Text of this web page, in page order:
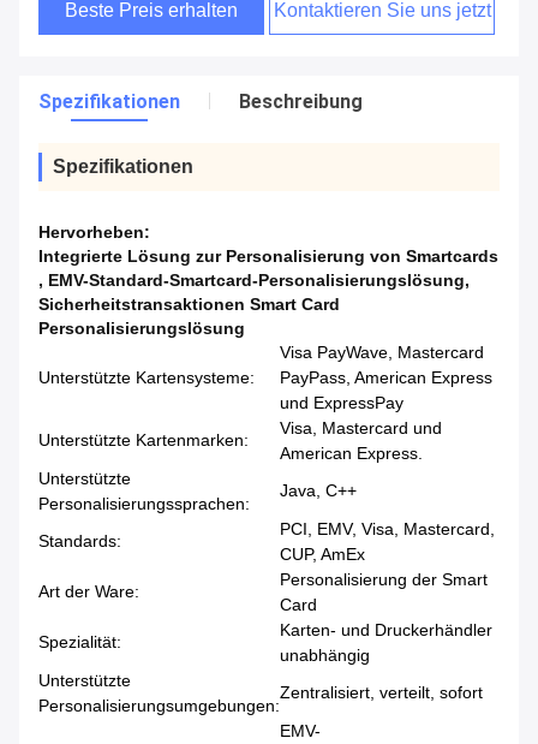
Beste Preis erhalten Kontaktieren Sie uns jetzt
Spezifikationen Beschreibung
Spezifikationen
Hervorheben:
Integrierte Lösung zur Personalisierung von Smartcards
, EMV-Standard-Smartcard-Personalisierungslösung,
Sicherheitstransaktionen Smart Card
Personalisierungslösung
Unterstützte Kartensysteme:
Visa PayWave, Mastercard
PayPass, American Express
und ExpressPay
Unterstützte Kartenmarken:
Visa, Mastercard und
American Express.
Unterstützte
Personalisierungssprachen:
Java, C++
Standards:
PCI, EMV, Visa, Mastercard,
CUP, AmEx
Art der Ware:
Personalisierung der Smart
Card
Spezialität:
Karten- und Druckerhändler
unabhängig
Unterstützte
Personalisierungsumgebungen:
Zentralisiert, verteilt, sofort
EMV-